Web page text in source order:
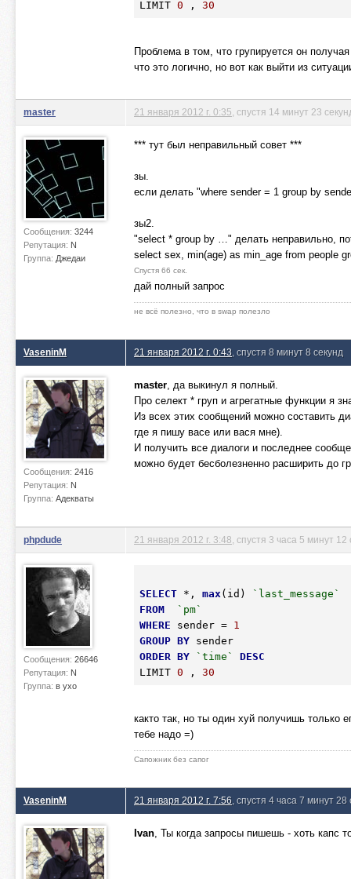
LIMIT 0 , 30
Проблема в том, что групируется он
что это логично, но вот как выйти из
master
Сообщения: 3244
Репутация: N
Группа: Джедаи
21 января 2012 г. 0:35 , спустя 14 минут 23
*** тут был неправильный совет ***
зы.
если делать "where sender = 1 group by
зы2.
"select * group by …" делать неправильно,
select sex, min(age) as min_age from people
Спустя 66 сек.
дай полный запрос
не всё полезно, что в swap полезло
VaseninM
Сообщения: 2416
Репутация: N
Группа: Адекваты
21 января 2012 г. 0:43 , спустя 8 минут 8 секунд
master, да выкинул я полный.
Про селект * груп и агрегатные функции я
Из всех этих сообщений можно составить
где я пишу васе или вася мне).
И получить все диалоги и последнее
можно будет бесболезненно расширить до
phpdude
Сообщения: 26646
Репутация: N
Группа: в ухо
21 января 2012 г. 3:48 , спустя 3 часа 5 минут 12
SELECT *, max (id)
`last_message`
FROM
`pm`
WHERE sender = 1
GROUP BY
sender
ORDER BY `time`
DESC
LIMIT 0 , 30
както так, но ты один хуй получишь только
тебе надо =)
Сапожник без сапог
VaseninM 21 января 2012 г. 7:56 , спустя 4 часа 7 минут 28
Ivan, Ты когда запросы пишешь - хоть капс